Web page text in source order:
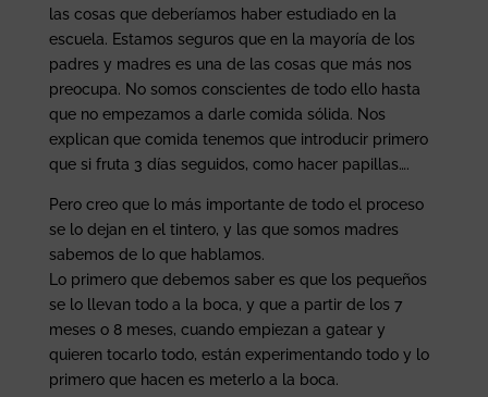
las cosas que deberíamos haber estudiado en la
escuela. Estamos seguros que en la mayoría de los
padres y madres es una de las cosas que más nos
preocupa. No somos conscientes de todo ello hasta
que no empezamos a darle comida sólida. Nos
explican que comida tenemos que introducir primero
que si fruta 3 días seguidos, como hacer papillas….
Pero creo que lo más importante de todo el proceso
se lo dejan en el tintero, y las que somos madres
sabemos de lo que hablamos.
Lo primero que debemos saber es que los pequeños
se lo llevan todo a la boca, y que a partir de los 7
meses o 8 meses, cuando empiezan a gatear y
quieren tocarlo todo, están experimentando todo y lo
primero que hacen es meterlo a la boca.